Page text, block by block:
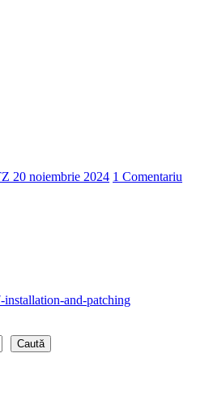
20 noiembrie 2024 1 Comentariu
installation-and-patching
Caută